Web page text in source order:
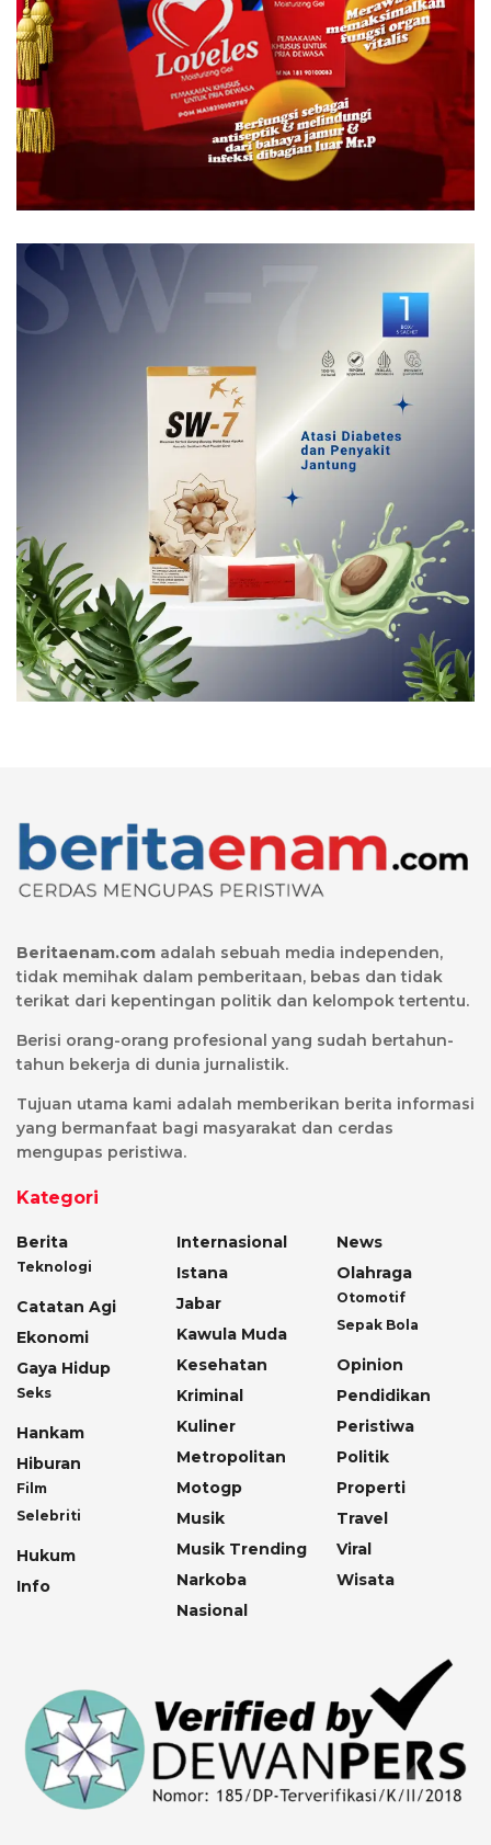
Beritaenam.com adalah sebuah media independen,
tidak memihak dalam pemberitaan, bebas dan tidak
terikat dari kepentingan politik dan kelompok tertentu.
Berisi orang-orang profesional yang sudah bertahun-
tahun bekerja di dunia jurnalistik.
Tujuan utama kami adalah memberikan berita informasi
yang bermanfaat bagi masyarakat dan cerdas
mengupas peristiwa.
Kategori
Berita
Teknologi
Catatan Agi
Ekonomi
Gaya Hidup
Seks
Hankam
Hiburan
Film
Selebriti
Hukum
Info
Internasional
Istana
Jabar
Kawula Muda
Kesehatan
Kriminal
Kuliner
Metropolitan
Motogp
Musik
Musik Trending
Narkoba
Nasional
News
Olahraga
Otomotif
Sepak Bola
Opinion
Pendidikan
Peristiwa
Politik
Properti
Travel
Viral
Wisata